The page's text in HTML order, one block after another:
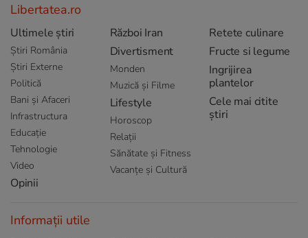
Libertatea.ro
Ultimele știri
Știri România
Știri Externe
Politică
Bani și Afaceri
Infrastructura
Educație
Tehnologie
Video
Opinii
Război Iran
Divertisment
Monden
Muzică și Filme
Lifestyle
Horoscop
Relații
Sănătate și Fitness
Vacanțe și Cultură
Retete culinare
Fructe si legume
Ingrijirea
plantelor
Cele mai citite
știri
Informații utile